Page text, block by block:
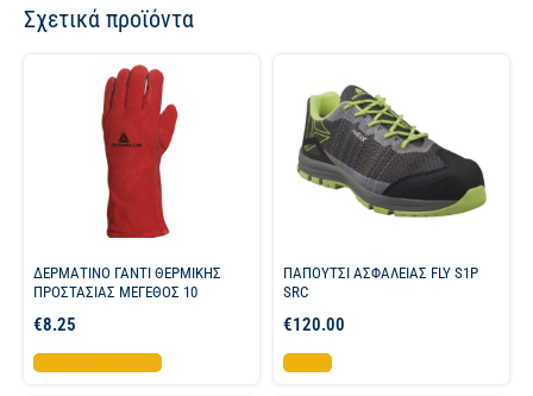
Σχετικά προϊόντα
ΔΕΡΜΑΤΙΝΟ ΓΑΝΤΙ ΘΕΡΜΙΚΗΣ
ΠΡΟΣΤΑΣΙΑΣ ΜΕΓΕΘΟΣ 10
€8.25
Προσθήκη στο καλάθι
ΠΑΠΟΥΤΣΙ ΑΣΦΑΛΕΙΑΣ FLY S1P
SRC
€120.00
Επιλογή